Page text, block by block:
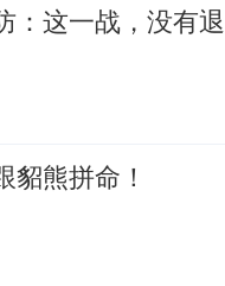
：这一战，没有退
熊拼命！